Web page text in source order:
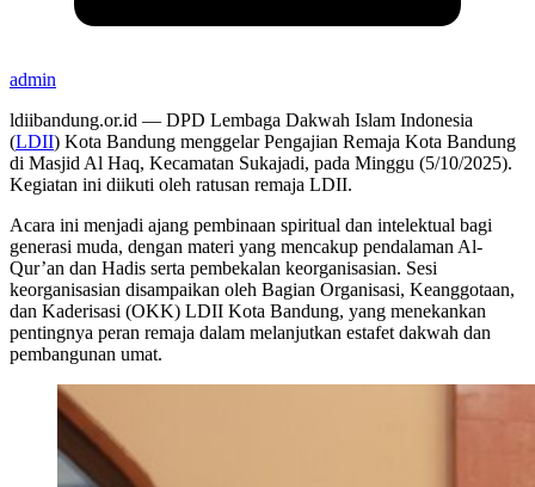
admin
ldiibandung.or.id — DPD Lembaga Dakwah Islam Indonesia
(LDII) Kota Bandung menggelar Pengajian Remaja Kota Bandung
di Masjid Al Haq, Kecamatan Sukajadi, pada Minggu (5/10/2025).
Kegiatan ini diikuti oleh ratusan remaja LDII.
Acara ini menjadi ajang pembinaan spiritual dan intelektual bagi
generasi muda, dengan materi yang mencakup pendalaman Al-
Qur’an dan Hadis serta pembekalan keorganisasian. Sesi
keorganisasian disampaikan oleh Bagian Organisasi, Keanggotaan,
dan Kaderisasi (OKK) LDII Kota Bandung, yang menekankan
pentingnya peran remaja dalam melanjutkan estafet dakwah dan
pembangunan umat.